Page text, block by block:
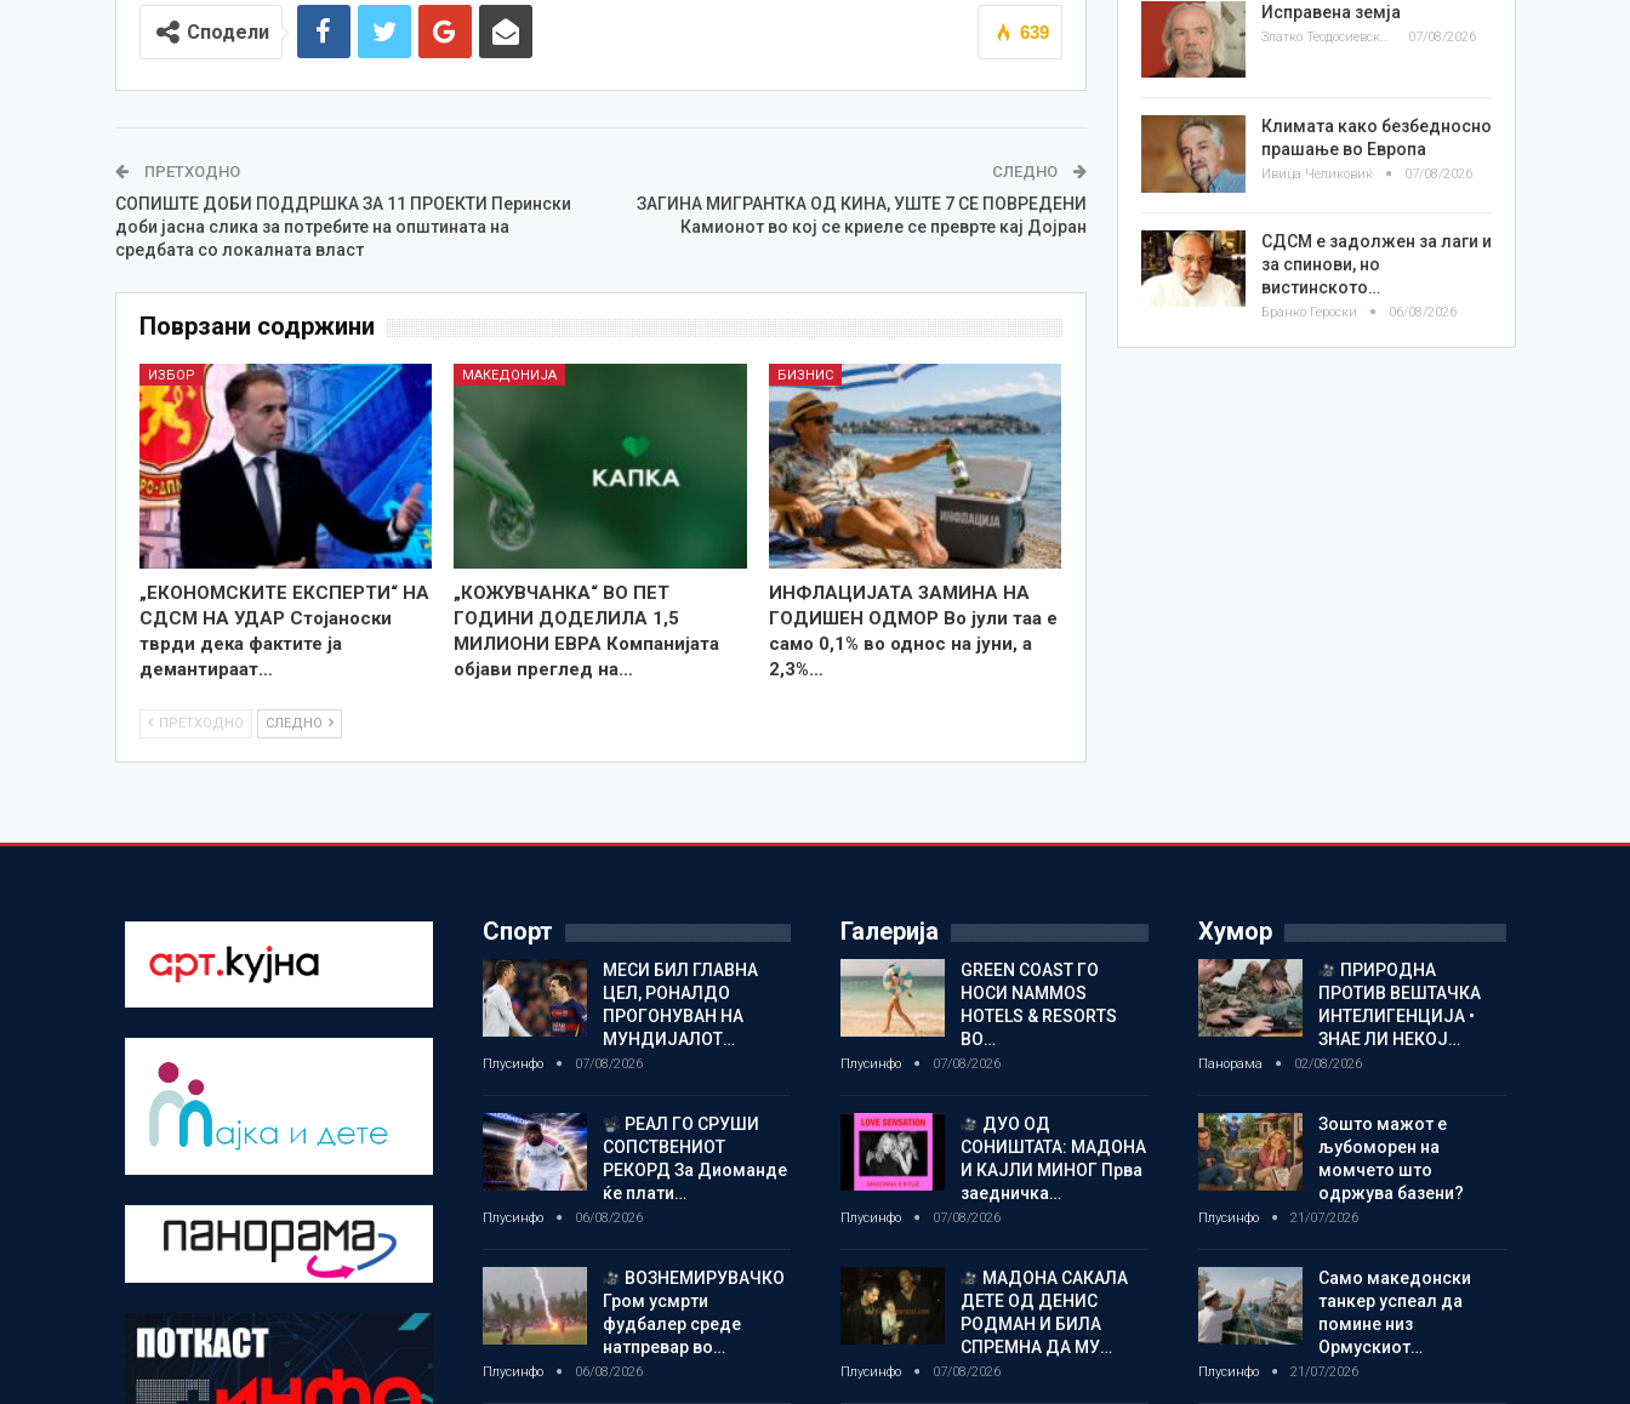
639
Сподели
ПРЕТХОДНО
СОПИШТЕ ДОБИ ПОДДРШКА ЗА 11 ПРОЕКТИ Перински
доби јасна слика за потребите на општината на
средбата со локалната власт
СЛЕДНО
ЗАГИНА МИГРАНТКА ОД КИНА, УШТЕ 7 СЕ ПОВРЕДЕНИ
Камионот во кој се криеле се преврте кај Дојран
Поврзани содржини
ИЗБОР
„ЕКОНОМСКИТЕ ЕКСПЕРТИ“ НА
СДСМ НА УДАР Стојаноски
тврди дека фактите ја
демантираат…
МАКЕДОНИЈА
„КОЖУВЧАНКА“ ВО ПЕТ
ГОДИНИ ДОДЕЛИЛА 1,5
МИЛИОНИ ЕВРА Компанијата
објави преглед на…
БИЗНИС
ИНФЛАЦИЈАТА ЗАМИНА НА
ГОДИШЕН ОДМОР Во јули таа е
само 0,1% во однос на јуни, а
2,3%…
ПРЕТХОДНО СЛЕДНО
Исправена земја
Златко Теодосиевски 07/08/2026
Климата како безбедносно
прашање во Европа
Ивица Челиковиќ 07/08/2026
СДСМ е задолжен за лаги и
за спинови, но
вистинското…
Бранко Героски 06/08/2026
Спорт
МЕСИ БИЛ ГЛАВНА
ЦЕЛ, РОНАЛДО
ПРОГОНУВАН НА
МУНДИЈАЛОТ…
Плусинфо 07/08/2026
РЕАЛ ГО СРУШИ
СОПСТВЕНИОТ
РЕКОРД За Диоманде
ќе плати…
Плусинфо 06/08/2026
ВОЗНЕМИРУВАЧКО
Гром усмрти
фудбалер среде
натпревар во…
Плусинфо 06/08/2026
Галерија
GREEN COAST ГО
НОСИ NAMMOS
HOTELS & RESORTS
ВО…
Плусинфо 07/08/2026
ДУО ОД
СОНИШТАТА: МАДОНА
И КАЈЛИ МИНОГ Прва
заедничка…
Плусинфо 07/08/2026
МАДОНА САКАЛА
ДЕТЕ ОД ДЕНИС
РОДМАН И БИЛА
СПРЕМНА ДА МУ…
Плусинфо 07/08/2026
Хумор
ПРИРОДНА
ПРОТИВ ВЕШТАЧКА
ИНТЕЛИГЕНЦИЈА •
ЗНАЕ ЛИ НЕКОЈ…
Панорама 02/08/2026
Зошто мажот е
љубоморен на
момчето што
одржува базени?
Плусинфо 21/07/2026
Само македонски
танкер успеал да
помине низ
Ормускиот…
Плусинфо 21/07/2026